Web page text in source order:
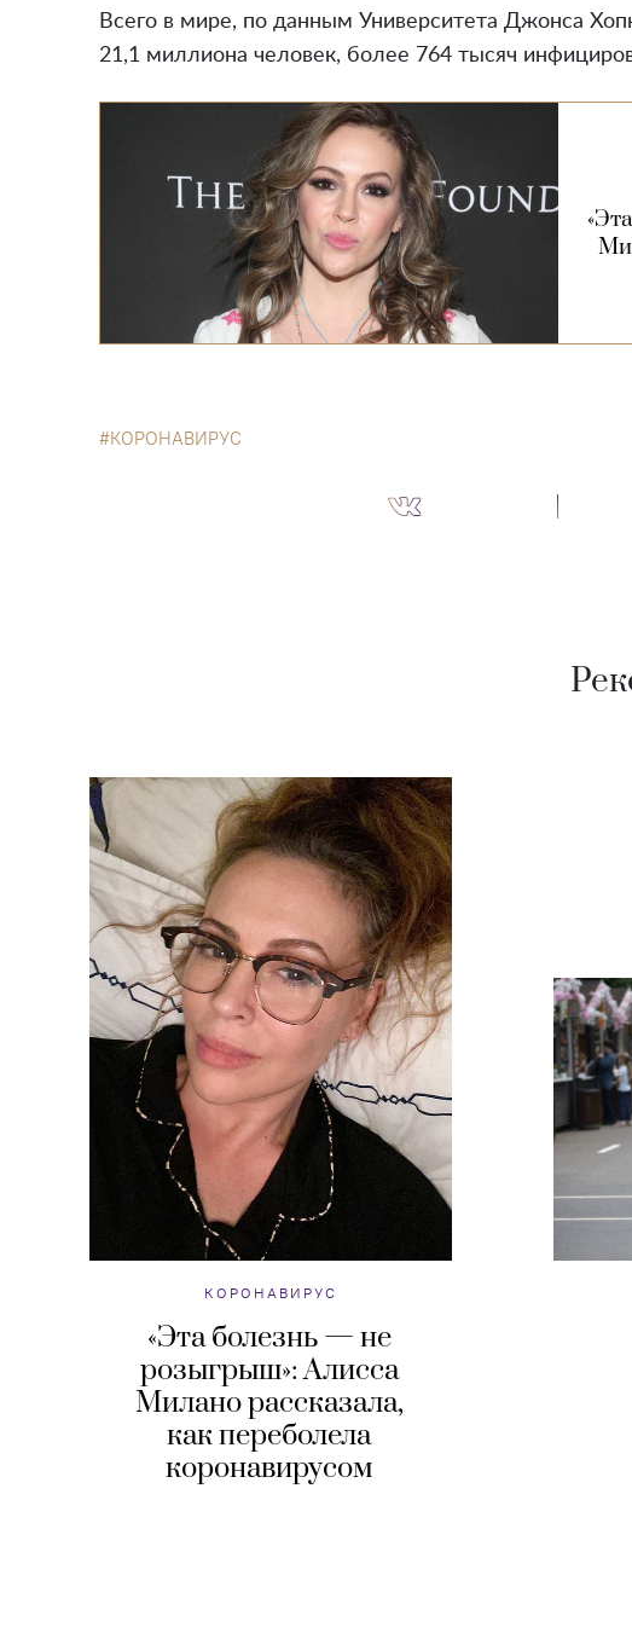
Всего в мире, по данным Университета Джонса
21,1 миллиона человек, более 764 тысяч
КОРОНАВИРУС
КОРОНАВИРУС
«Эта болезнь — не
розыгрыш»: Алисса
Милано рассказала,
как переболела
коронавирусом